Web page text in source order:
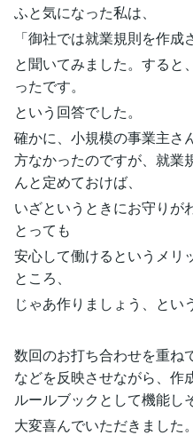
ふと気になった私は、
「御社では就業規則を作成
と聞いてみました。すると
ったです。
という回答でした。
確かに、小規模の事業主さ
方なかったのですが、就業
んと定めておけば、
いざというときにお守りが
とっても
安心して働けるというメリ
ところ、
じゃあ作りましょう、とい
数回のお打ち合わせを重ね
などを反映させながら、作
ルールブックとして機能し
大変喜んでいただきました。